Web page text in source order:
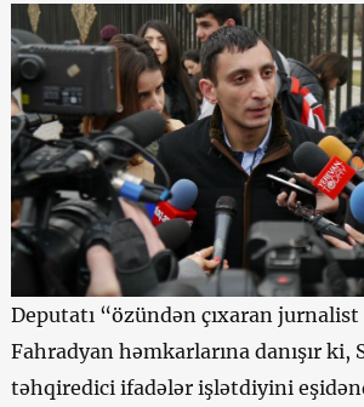
Deputatı “özündən çıxaran jurnalist
Fahradyan həmkarlarına danışır ki,
təhqiredici ifadələr işlətdiyini